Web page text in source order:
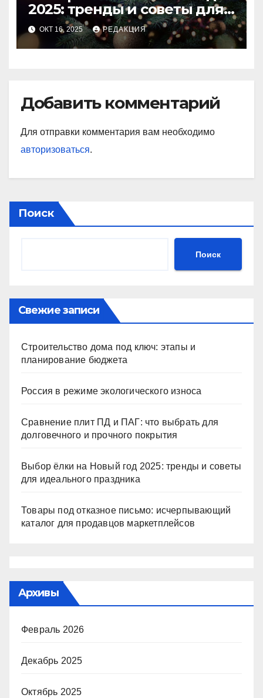
2025: тренды и советы для
идеального праздника
ОКТ 16, 2025 РЕДАКЦИЯ
Добавить комментарий
Для отправки комментария вам необходимо
авторизоваться.
Поиск
Поиск
Свежие записи
Строительство дома под ключ: этапы и
планирование бюджета
Россия в режиме экологического износа
Сравнение плит ПД и ПАГ: что выбрать для
долговечного и прочного покрытия
Выбор ёлки на Новый год 2025: тренды и советы
для идеального праздника
Товары под отказное письмо: исчерпывающий
каталог для продавцов маркетплейсов
Архивы
Февраль 2026
Декабрь 2025
Октябрь 2025